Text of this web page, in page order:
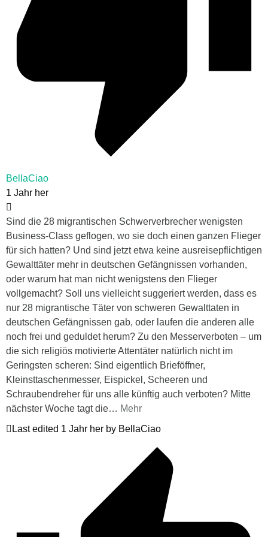
BellaCiao
1 Jahr her
Sind die 28 migrantischen Schwerverbrecher wenigsten
Business-Class geflogen, wo sie doch einen ganzen Flieger
für sich hatten? Und sind jetzt etwa keine ausreisepflichtigen
Gewalttäter mehr in deutschen Gefängnissen vorhanden,
oder warum hat man nicht wenigstens den Flieger
vollgemacht? Soll uns vielleicht suggeriert werden, dass es
nur 28 migrantische Täter von schweren Gewalttaten in
deutschen Gefängnissen gab, oder laufen die anderen alle
noch frei und geduldet herum? Zu den Messerverboten – um
die sich religiös motivierte Attentäter natürlich nicht im
Geringsten scheren: Sind eigentlich Brieföffner,
Kleinsttaschenmesser, Eispickel, Scheeren und
Schraubendreher für uns alle künftig auch verboten? Mitte
nächster Woche tagt die… Mehr
Last edited 1 Jahr her by BellaCiao